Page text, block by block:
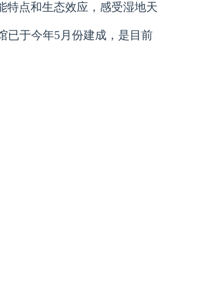
特点和生态效应，感受湿地天
已于今年5月份建成，是目前